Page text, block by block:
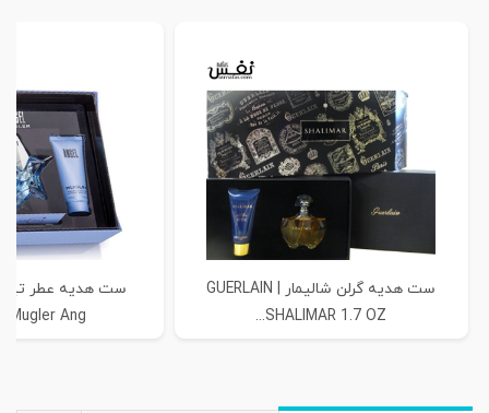
ست هدیه گرلن شالیمار | GUERLAIN
SHALIMAR 1.7 OZ...
ست هدیه عطر
Ang...